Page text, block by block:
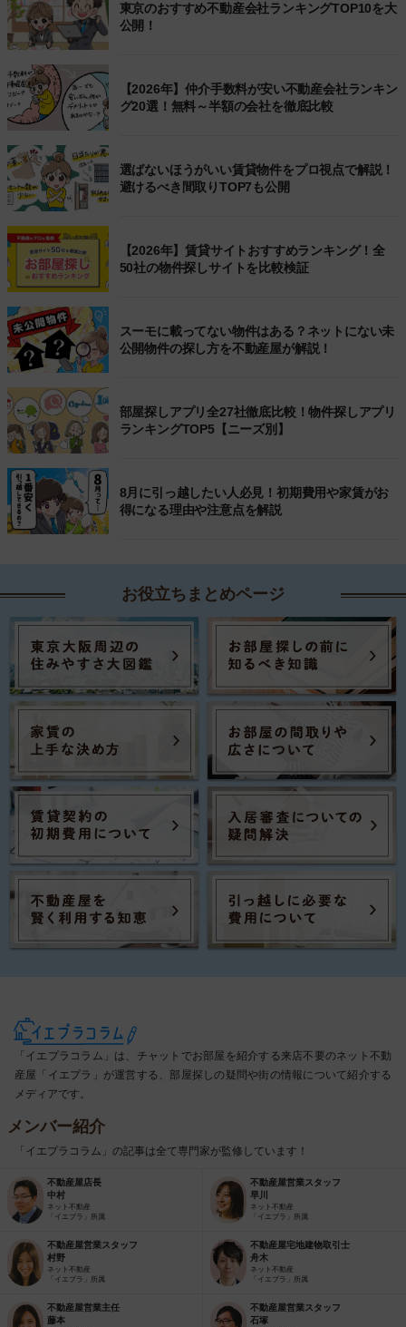
東京のおすすめ不動産会社ランキングTOP10を大
公開！
【2026年】仲介手数料が安い不動産会社ランキン
グ20選！無料～半額の会社を徹底比較
選ばないほうがいい賃貸物件をプロ視点で解説！
避けるべき間取りTOP7も公開
【2026年】賃貸サイトおすすめランキング！全
50社の物件探しサイトを比較検証
スーモに載ってない物件はある？ネットにない未
公開物件の探し方を不動産屋が解説！
部屋探しアプリ全27社徹底比較！物件探しアプリ
ランキングTOP5【ニーズ別】
8月に引っ越したい人必見！初期費用や家賃がお
得になる理由や注意点を解説
お役立ちまとめページ
「イエプラコラム」は、チャットでお部屋を紹介する来店不要のネット不動
産屋「イエプラ」が運営する、部屋探しの疑問や街の情報について紹介する
メディアです。
メンバー紹介
「イエプラコラム」の記事は全て専門家が監修しています！
不動産屋店長
中村
ネット不動産
「イエプラ」所属
不動産屋営業スタッフ
早川
ネット不動産
「イエプラ」所属
不動産屋営業スタッフ
村野
ネット不動産
「イエプラ」所属
不動産屋宅地建物取引士
舟木
ネット不動産
「イエプラ」所属
不動産屋営業主任
藤本
不動産屋営業スタッフ
石塚